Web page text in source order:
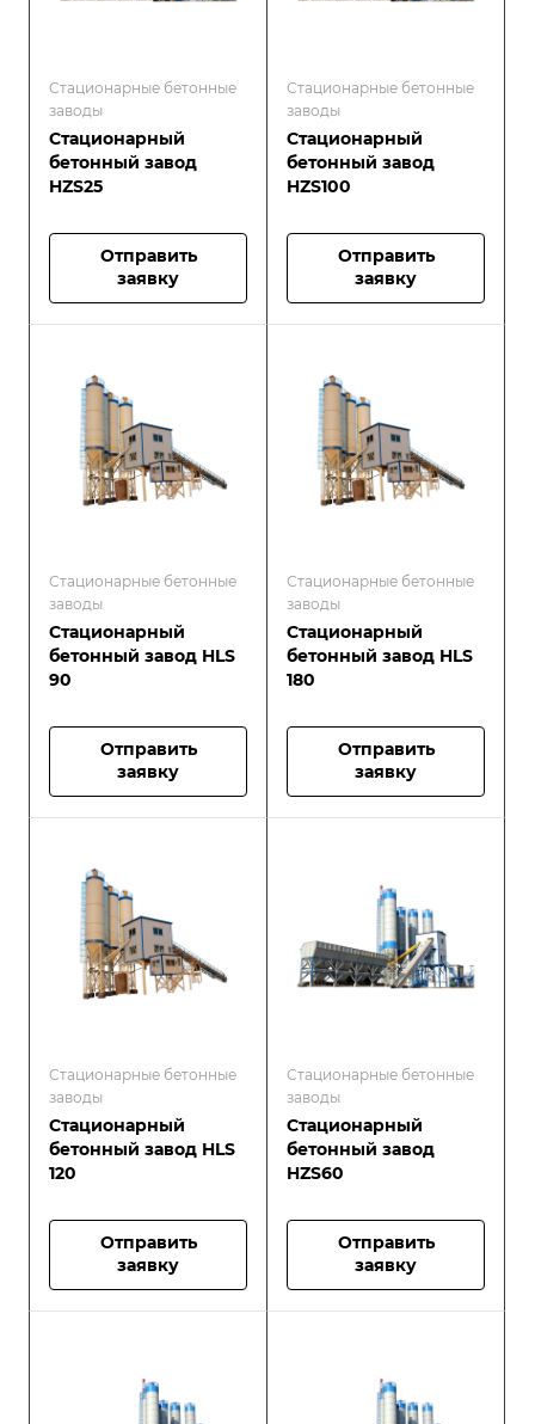
Стационарные бетонные
заводы
Стационарный
бетонный завод
HZS25
Отправить
заявку
Стационарные бетонные
заводы
Стационарный
бетонный завод
HZS100
Отправить
заявку
Стационарные бетонные
заводы
Стационарный
бетонный завод HLS
90
Отправить
заявку
Стационарные бетонные
заводы
Стационарный
бетонный завод HLS
180
Отправить
заявку
Стационарные бетонные
заводы
Стационарный
бетонный завод HLS
120
Отправить
заявку
Стационарные бетонные
заводы
Стационарный
бетонный завод
HZS60
Отправить
заявку